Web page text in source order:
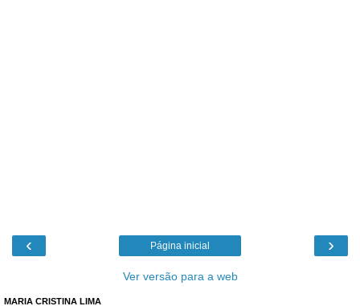
‹ ›
Página inicial
Ver versão para a web
MARIA CRISTINA LIMA